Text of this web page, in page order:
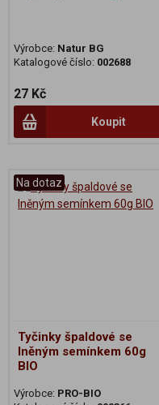
Výrobce: Natur BG
Katalogové číslo: 002688
27 Kč
Koupit
Na dotaz
Tyčinky špaldové se
lněným semínkem 60g
BIO
Výrobce: PRO-BIO